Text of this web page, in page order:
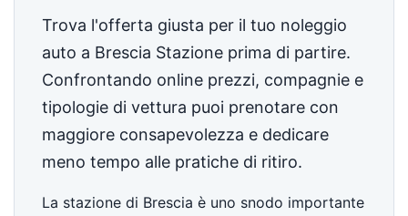
Trova l'offerta giusta per il tuo noleggio
auto a Brescia Stazione prima di partire.
Confrontando online prezzi, compagnie e
tipologie di vettura puoi prenotare con
maggiore consapevolezza e dedicare
meno tempo alle pratiche di ritiro.
La stazione di Brescia è uno snodo importante